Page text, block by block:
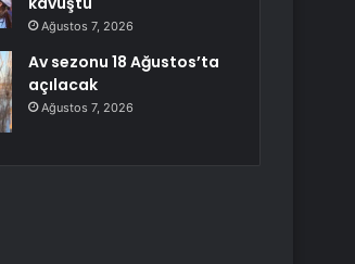
Ağustos 7, 2026
Av sezonu 18 Ağustos’ta
açılacak
Ağustos 7, 2026